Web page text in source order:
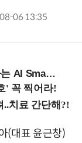
06 13:35
(9/11 코엑스)
(대표 윤근창)